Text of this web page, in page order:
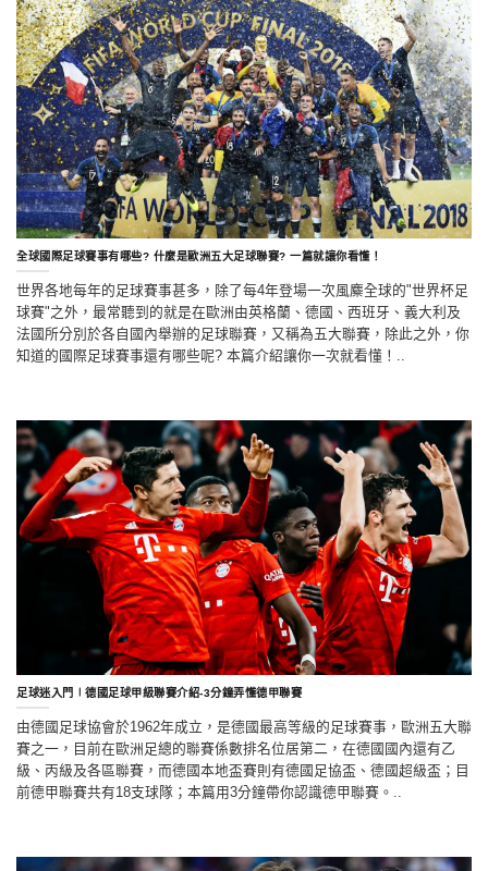
全球國際足球賽事有哪些? 什麼是歐洲五大足球聯賽? 一篇就讓你看懂！
世界各地每年的足球賽事甚多，除了每4年登場一次風麋全球的"世界杯足
球賽"之外，最常聽到的就是在歐洲由英格蘭、德國、西班牙、義大利及
法國所分別於各自國內舉辦的足球聯賽，又稱為五大聯賽，除此之外，你
知道的國際足球賽事還有哪些呢? 本篇介紹讓你一次就看懂！..
足球迷入門∣德國足球甲級聯賽介紹-3分鐘弄懂德甲聯賽
由德國足球協會於1962年成立，是德國最高等級的足球賽事，歐洲五大聯
賽之一，目前在歐洲足總的聯賽係數排名位居第二，在德國國內還有乙
級、丙級及各區聯賽，而德國本地盃賽則有德國足協盃、德國超級盃；目
前德甲聯賽共有18支球隊；本篇用3分鐘帶你認識德甲聯賽。..